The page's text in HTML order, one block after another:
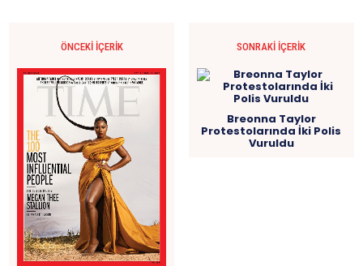
ÖNCEKI İÇERIK SONRAKI İÇERIK
Breonna Taylor
Protestolarında İki Polis
Vuruldu